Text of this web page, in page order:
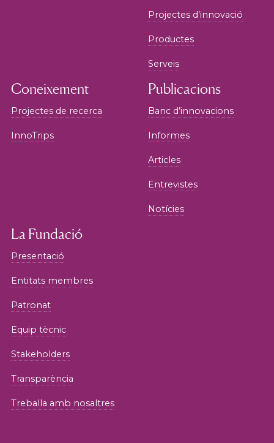
Projectes d’innovació
Productes
Serveis
Coneixement
Projectes de recerca
InnoTrips
Publicacions
Banc d’innovacions
Informes
Articles
Entrevistes
Notícies
La Fundació
Presentació
Entitats membres
Patronat
Equip tècnic
Stakeholders
Transparència
Treballa amb nosaltres